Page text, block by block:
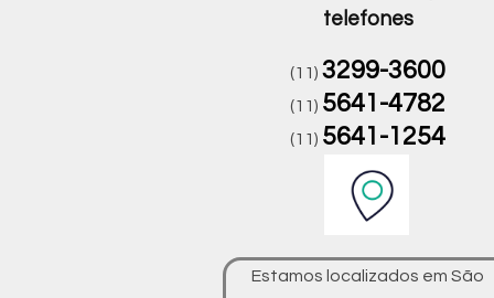
telefones
(11)3299-3600
(11) 5641-4782
(11) 5641-1254
Estamos localizados em São